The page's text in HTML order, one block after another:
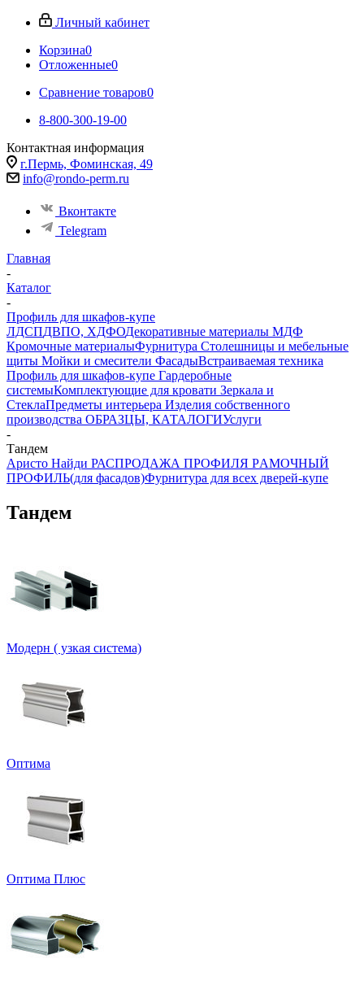
Личный кабинет
Корзина0
Отложенные0
Сравнение товаров0
8-800-300-19-00
Контактная информация
г.Пермь, Фоминская, 49
info@rondo-perm.ru
Вконтакте
Telegram
Главная
-
Каталог
-
Профиль для шкафов-купе
ЛДСПДВПО, ХДФОДекоративные материалы МДФ
Кромочные материалыФурнитура Столешницы и мебельные
щиты Мойки и смесители ФасадыВстраиваемая техника
Профиль для шкафов-купе Гардеробные
системыКомплектующие для кровати Зеркала и
СтеклаПредметы интерьера Изделия собственного
производства ОБРАЗЦЫ, КАТАЛОГИУслуги
-
Тандем
Аристо Найди РАСПРОДАЖА ПРОФИЛЯ PАМОЧНЫЙ
ПРОФИЛЬ(для фасадов)Фурнитура для всех дверей-купе
Тандем
Модерн ( узкая система)
Оптима
Оптима Плюс